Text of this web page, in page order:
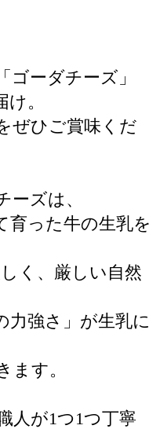
ーダチーズ」
。
ぜひご賞味くだ
ーズは、
育った牛の生乳を
く、厳しい自然
力強さ」が生乳に
ます。
人が1つ1つ丁寧